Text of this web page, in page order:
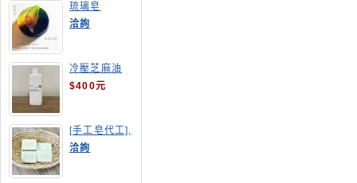
琉璃皂
洽詢
冷壓芝麻油
$400元
[手工皂代工],
酪梨手工皂
洽詢